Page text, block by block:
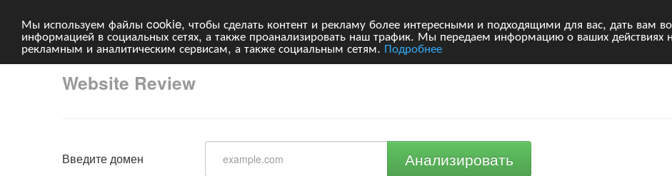
Мы используем файлы cookie, чтобы сделать контент и рекламу более интересными и подходящими для вас, дать вам
информацией в социальных сетях, а также проанализировать наш трафик. Мы передаем информацию о ваших действиях
рекламным и аналитическим сервисам, а также социальным сетям. Подробнее
Website Review
Введите домен Анализировать